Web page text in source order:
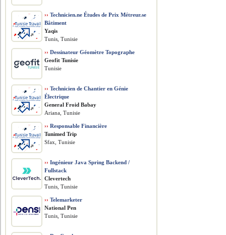
›› Technicien.ne Études de Prix Métreur.se
Bâtiment
Yaqis
Tunis, Tunisie
›› Dessinateur Géomètre Topographe
Geofit Tunisie
Tunisie
›› Technicien de Chantier en Génie
Électrique
General Froid Babay
Ariana, Tunisie
›› Responsable Financière
Tunimed Trip
Sfax, Tunisie
›› Ingénieur Java Spring Backend /
Fullstack
Clevertech
Tunis, Tunisie
›› Telemarketer
National Pen
Tunis, Tunisie